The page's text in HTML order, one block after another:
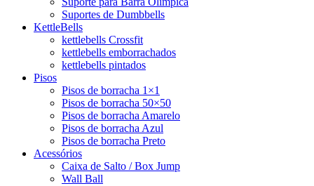
Suportes de Dumbbells
KettleBells
kettlebells Crossfit
kettlebells emborrachados
kettlebells pintados
Pisos
Pisos de borracha 1×1
Pisos de borracha 50×50
Pisos de borracha Amarelo
Pisos de borracha Azul
Pisos de borracha Preto
Acessórios
Caixa de Salto / Box Jump
Wall Ball